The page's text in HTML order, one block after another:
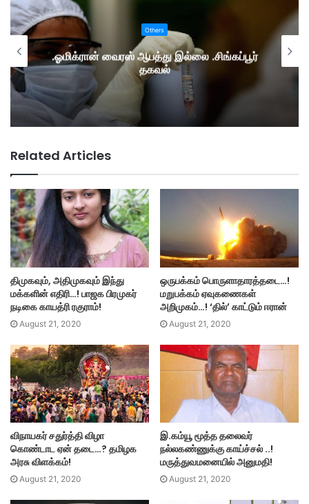
Others
.ஓமிக்ரான் வைரஸ் ஆபத்து இல்லை .சிங்கப்பூர்
தகவல்
Related Articles
திமுகவும், அதிமுகவும் இந்து
மக்களின் எதிரி…! பாஜக பிரமுகர்
நடிகை காயத்ரி ரகுராம்!
August 21, 2020
ஒருபக்கம் பொருளாதாரத்தடை…!
மறுபக்கம் ஏவுகணைகள்
அறிமுகம்…! ‘தில்’ காட்டும் ஈரான்
August 21, 2020
விநாயகர் சதுர்த்தி விழா
கொண்டாட ஏன் தடை…? தமிழக
அரசு விளக்கம்!
August 21, 2020
இ.கம்யூ மூத்த தலைவர்
நல்லகண்ணுக்கு காய்ச்சல் ..!
மருத்துவமனையில் அனுமதி!
August 21, 2020